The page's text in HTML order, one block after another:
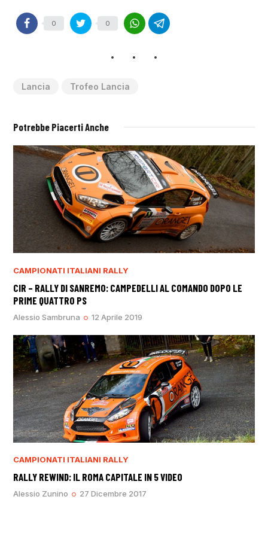
0 0
Lancia Trofeo Lancia
Potrebbe Piacerti Anche
CAMPIONATI ITALIANI RALLY
CIR – RALLY DI SANREMO: CAMPEDELLI AL COMANDO DOPO LE
PRIME QUATTRO PS
Alessio Sambruna 12 Aprile 2019
CAMPIONATI ITALIANI RALLY
RALLY REWIND: IL ROMA CAPITALE IN 5 VIDEO
Alessio Zunino 27 Dicembre 2017